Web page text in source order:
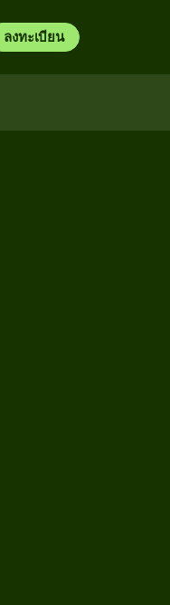
ลงทะเบียน